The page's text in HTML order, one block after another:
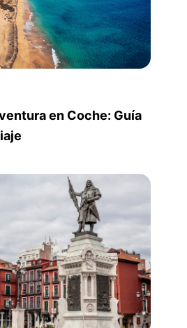
en Coche: Guía